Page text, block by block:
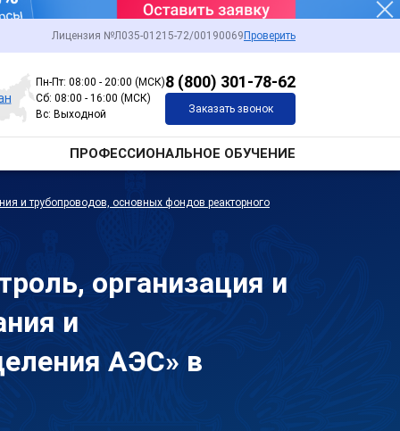
Лицензия №Л035-01215-72/00190069 Проверить
Пн-Пт: 08:00 - 20:00 (МСК)
Сб: 08:00 - 16:00 (МСК)
Вс: Выходной
8 (800) 301-78-62
Заказать звонок
ПРОФЕССИОНАЛЬНОЕ ОБУЧЕНИЕ
и трубопроводов, основных фондов реакторного
организация и
и
АЭС» в